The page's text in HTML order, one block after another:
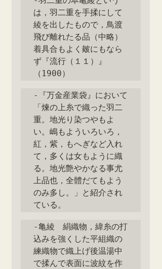
は，羽二重を手揉にして
綾を出したもので，鳥渡
飛び離れたる品（中略）
着具合もよく皴にもなら
ず『流行（１１）』
（1900）
‐『万金産業袋』において
「煉の上糸で織った羽二
重。地光り染つやもよ
い。嶋もよういろいろ，
紅，紫，もへぎなど入れ
て，多くは女もように織
る。地光艶やかなる事尤
上品也，全體だてもよう
のみ多し。」と紹介され
ている。
‐亀綾　絹織物，緯糸の打
込みを強くした平組織の
練織物で織上げ後温湯中
で揉んで表面に波紋を作